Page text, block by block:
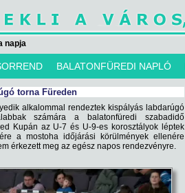
napja
BALATONFÜREDI NAPLÓ
torna Füreden
alkalommal rendeztek kispályás labdarúgó
számára a balatonfüredi szabadidő
Kupán az U-7 és U-9-es korosztályok léptek
a mostoha időjárási körülmények ellenére
érkezett meg az egész napos rendezvényre.